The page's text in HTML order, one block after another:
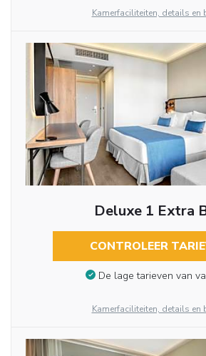
Kamerfaciliteiten, details en
Deluxe 1 Extra
CONTROLEER
De lage tarieven van
Kamerfaciliteiten, details en